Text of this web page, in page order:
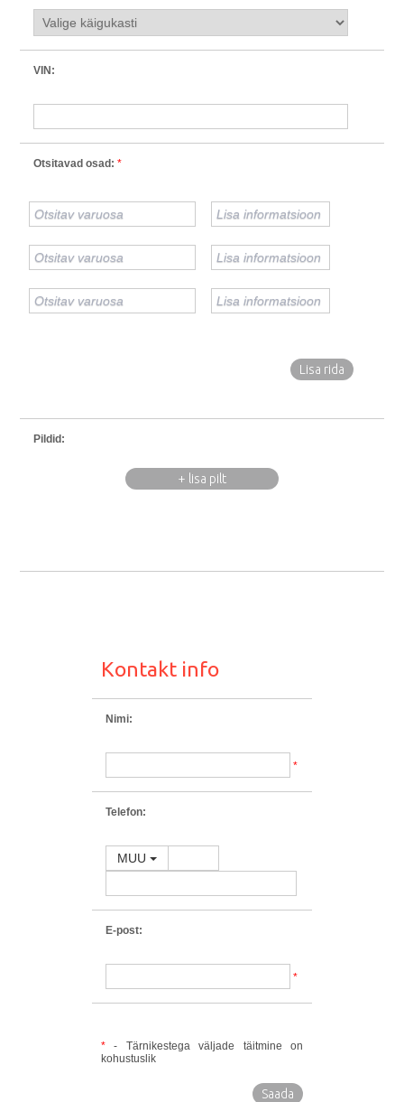
VIN:
Otsitavad osad: *
Lisa rida
Pildid:
+ lisa pilt
Kontakt info
Nimi:
*
Telefon:
MUU
E-post:
*
* - Tärnikestega väljade täitmine on
kohustuslik